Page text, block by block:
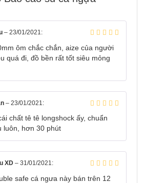
– 23/01/2021 :
ôm chắc chắn, aize của người
quá đi, đồ bền rất tốt siêu mỏng
– 23/01/2021 :
chất tê tê longshock ấy, chuẩn
luôn, hơn 30 phút
XD – 31/01/2021 :
safe cá ngưa này bán trên 12